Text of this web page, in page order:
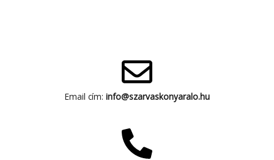
Email cím: info@szarvaskonyaralo.hu